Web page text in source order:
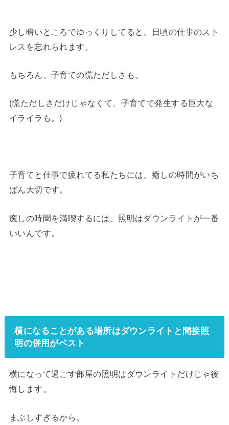
少し暗いところでゆっくりしてると、日頃の仕事のスト
レスを忘れられます。
もちろん、子育ての慌ただしさも。
(慌ただしさだけじゃなくて、子育てで発生する巨大な
イライラも。)
子育てと仕事で疲れてる私たちには、癒しの時間がいち
ばん大切です。
癒しの時間を満喫するには、照明はダウンライトが一番
いいんです。
横になることがある場所はダウンライトと間接照
明の併用がベスト
横になって過ごす部屋の照明はダウンライトだけじゃ後
悔します。
まぶしすぎるから。